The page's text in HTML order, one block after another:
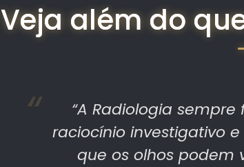
Veja além do
“A Radiologia
raciocínio investigativo
que os olhos podem